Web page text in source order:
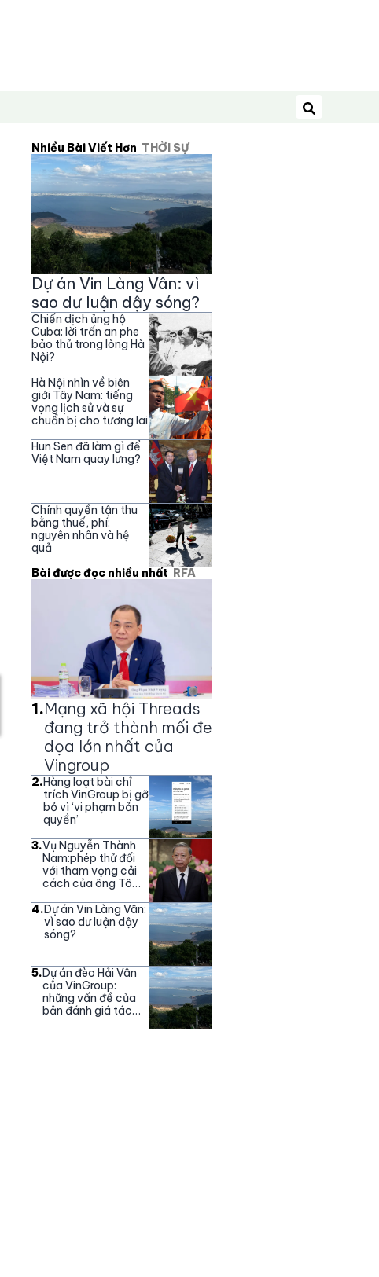
Tìm kiếm
Nhiều Bài Viết Hơn THỜI SỰ
Dự án Vin Làng Vân: vì
sao dư luận dậy sóng?
Chiến dịch ủng hộ
Cuba: lời trấn an phe
bảo thủ trong lòng Hà
Nội?
Hà Nội nhìn về biên
giới Tây Nam: tiếng
vọng lịch sử và sự
chuẩn bị cho tương lai
Hun Sen đã làm gì để
Việt Nam quay lưng?
Chính quyền tận thu
bằng thuế, phí:
nguyên nhân và hệ
quả
Bài được đọc nhiều nhất RFA
1.Mạng xã hội Threads
đang trở thành mối đe
dọa lớn nhất của
Vingroup
2.Hàng loạt bài chỉ
trích VinGroup bị gỡ
bỏ vì ‘vi phạm bản
quyền’
3.Vụ Nguyễn Thành
Nam:phép thử đối
với tham vọng cải
cách của ông Tô
4.Dự án Vin Làng Vân:
vì sao dư luận dậy
sóng?
5.Dự án đèo Hải Vân
của VinGroup:
những vấn đề của
bản đánh giá tác